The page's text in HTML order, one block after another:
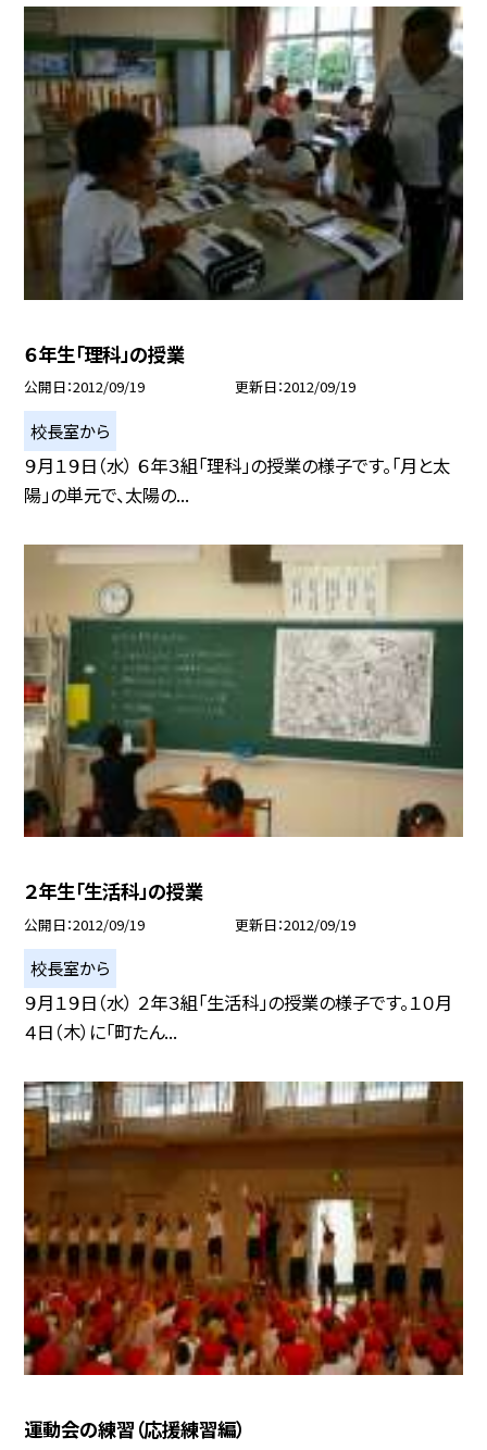
６年生「理科」の授業
公開日 2012/09/19 更新日 2012/09/19
校長室から
９月１９日（水） ６年３組「理科」の授業の様子です。「月と太
陽」の単元で、太陽の...
２年生「生活科」の授業
公開日 2012/09/19 更新日 2012/09/19
校長室から
９月１９日（水） ２年３組「生活科」の授業の様子です。１０月
４日（木）に「町たん...
運動会の練習（応援練習編）